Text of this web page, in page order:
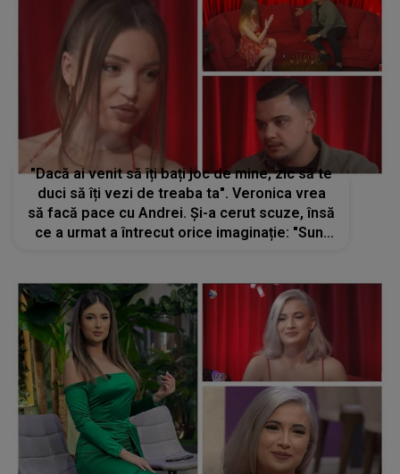
"Dacă ai venit să îți bați joc de mine, zic să te
duci să îți vezi de treaba ta". Veronica vrea
să facă pace cu Andrei. Și-a cerut scuze, însă
ce a urmat a întrecut orice imaginație: "Sunt